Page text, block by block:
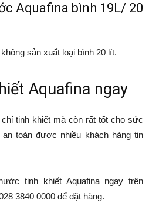
Aquafina bình 19L/ 20
sản xuất loại bình 20 lít.
Aquafina ngay
tinh khiết mà còn rất tốt cho sức
toàn được nhiều khách hàng tin
tinh khiết Aquafina ngay trên
3840 0000 để đặt hàng.